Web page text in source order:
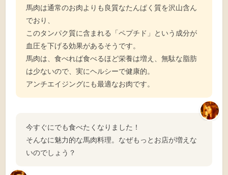
馬肉は通常のお肉よりも良質なたんぱく質を沢山含ん
でおり、
このタンパク質に含まれる「ペプチド」という成分が
血圧を下げる効果があるそうです。
馬肉は、食べれば食べるほど栄養は増え、無駄な脂肪
は少ないので、実にヘルシーで健康的。
アンチエイジングにも最適なお肉です。
今すぐにでも食べたくなりました！
そんなに魅力的な馬肉料理。なぜもっとお店が増えな
いのでしょう？